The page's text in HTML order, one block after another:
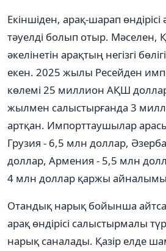
Екіншіден, арақ-шарап
тәуелді болып отыр. Мәселен,
әкелінетін арақтың негізгі
екен. 2025 жылы Ресейден
көлемі 25 миллион АҚШ
жылмен салыстырғанда 3
артқан. Импорттаушылар
Грузия - 6,5 млн доллар,
доллар, Армения - 5,5 млн
4 млн доллар қаржы
Отандық нарық бойынша
арақ өндірісі салыстырмалы
нарық саналады. Қазір елде